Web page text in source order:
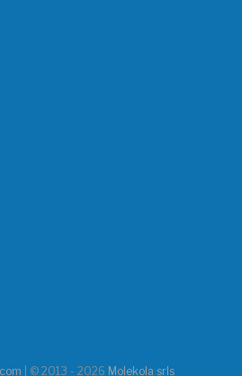
| © 2013 - 2026 Molekola srls